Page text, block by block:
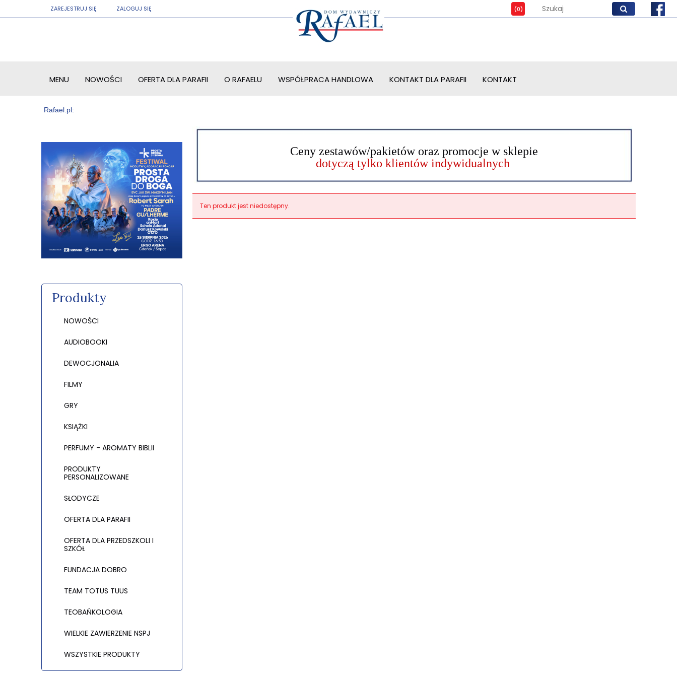
ZAREJESTRUJ SIĘ ZALOGUJ SIĘ
MENU NOWOŚCI OFERTA DLA PARAFII O RAFAELU WSPÓŁPRACA HANDLOWA KONTAKT DLA PARAFII KONTAKT
Produkty
NOWOŚCI
AUDIOBOOKI
DEWOCJONALIA
FILMY
GRY
KSIĄŻKI
PERFUMY - AROMATY BIBLII
PRODUKTY
PERSONALIZOWANE
SŁODYCZE
OFERTA DLA PARAFII
OFERTA DLA PRZEDSZKOLI I
SZKÓŁ
FUNDACJA DOBRO
TEAM TOTUS TUUS
TEOBAŃKOLOGIA
WIELKIE ZAWIERZENIE NSPJ
WSZYSTKIE PRODUKTY
Ceny zestawów/pakietów oraz promocje w sklepie
dotyczą tylko klientów indywidualnych
Ten produkt jest niedostępny.